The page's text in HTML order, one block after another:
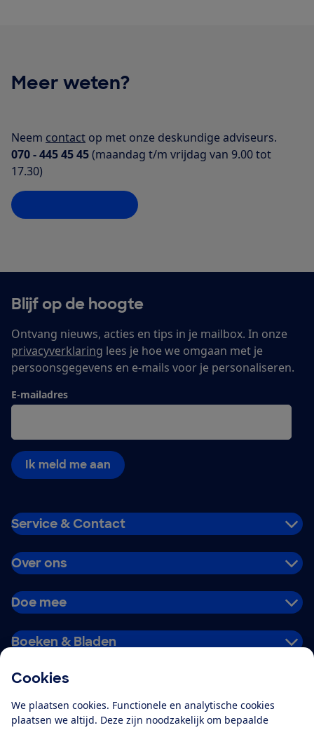
Cookies
We plaatsen cookies. Functionele en analytische cookies
plaatsen we altijd. Deze zijn noodzakelijk om bepaalde
Meer weten?
Neem contact op met onze deskundige adviseurs.
070 - 445 45 45(maandag t/m vrijdag van 9.00 tot
17.30)
Blijf op de hoogte
Ontvang nieuws, acties en tips in je mailbox. In onze
privacyverklaring lees je hoe we omgaan met je
persoonsgegevens en e-mails voor je personaliseren.
E-mailadres
Ik meld me aan
Service & Contact
Over ons
Doe mee
Boeken & Bladen